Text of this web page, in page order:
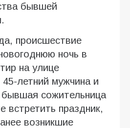
бывшей
происшествие
ночь в
на улице
45-летний мужчина и
бывшая сожительница
встретить праздник,
возникшие